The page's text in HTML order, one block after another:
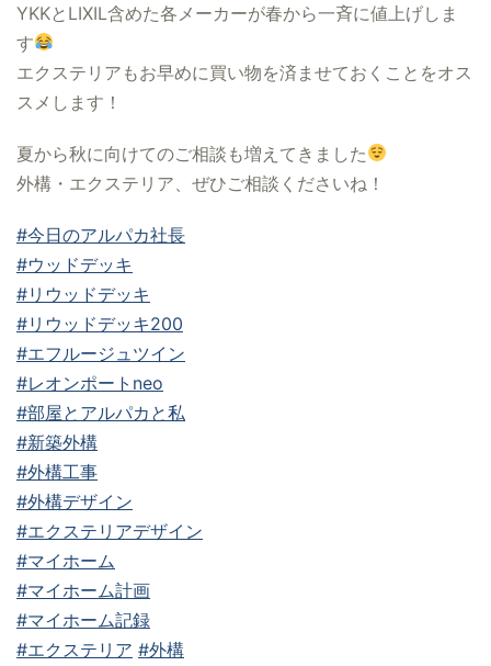
YKKとLIXIL含めた各メーカーが春から一斉に値上げしま
す
エクステリアもお早めに買い物を済ませておくことをオス
スメします！
夏から秋に向けてのご相談も増えてきました
外構・エクステリア、ぜひご相談くださいね！
#今日のアルパカ社長
#ウッドデッキ
#リウッドデッキ
#リウッドデッキ200
#エフルージュツイン
#レオンポートneo
#部屋とアルパカと私
#新築外構
#外構工事
#外構デザイン
#エクステリアデザイン
#マイホーム
#マイホーム計画
#マイホーム記録
#エクステリア #外構